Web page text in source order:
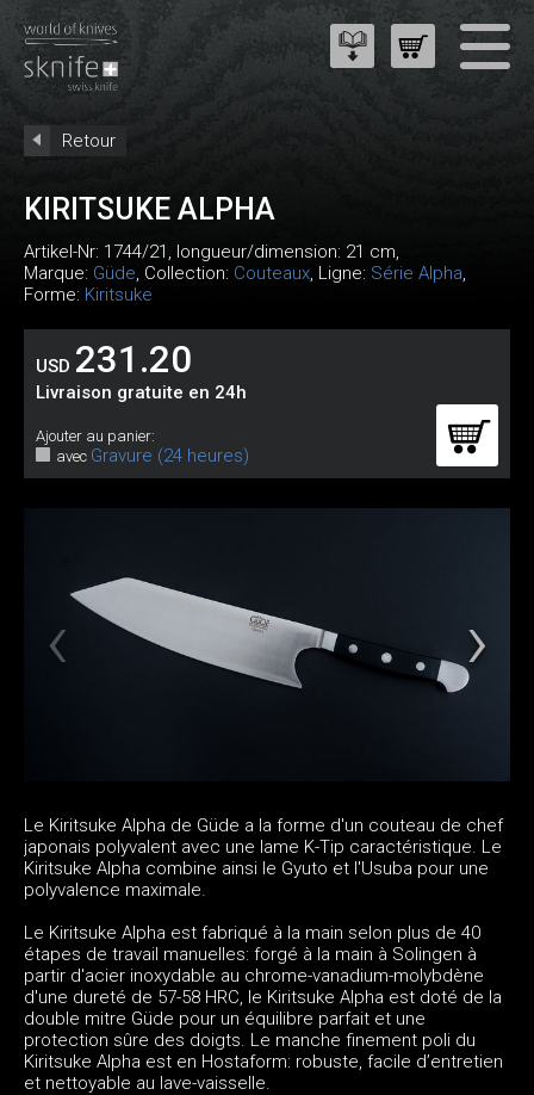
Retour
KIRITSUKE ALPHA
Artikel-Nr: 1744/21 , longueur/dimension: 21 cm,
Marque: Güde, Collection: Couteaux, Ligne: Série Alpha,
Forme: Kiritsuke
USD 231.20
Livraison gratuite en 24h
Ajouter au panier:
avec Gravure (24 heures)
Le Kiritsuke Alpha de Güde a la forme d'un couteau de chef
japonais polyvalent avec une lame K-Tip caractéristique. Le
Kiritsuke Alpha combine ainsi le Gyuto et l'Usuba pour une
polyvalence maximale.
Le Kiritsuke Alpha est fabriqué à la main selon plus de 40
étapes de travail manuelles: forgé à la main à Solingen à
partir d'acier inoxydable au chrome-vanadium-molybdène
d'une dureté de 57-58 HRC, le Kiritsuke Alpha est doté de la
double mitre Güde pour un équilibre parfait et une
protection sûre des doigts. Le manche finement poli du
Kiritsuke Alpha est en Hostaform: robuste, facile d’entretien
et nettoyable au lave-vaisselle.